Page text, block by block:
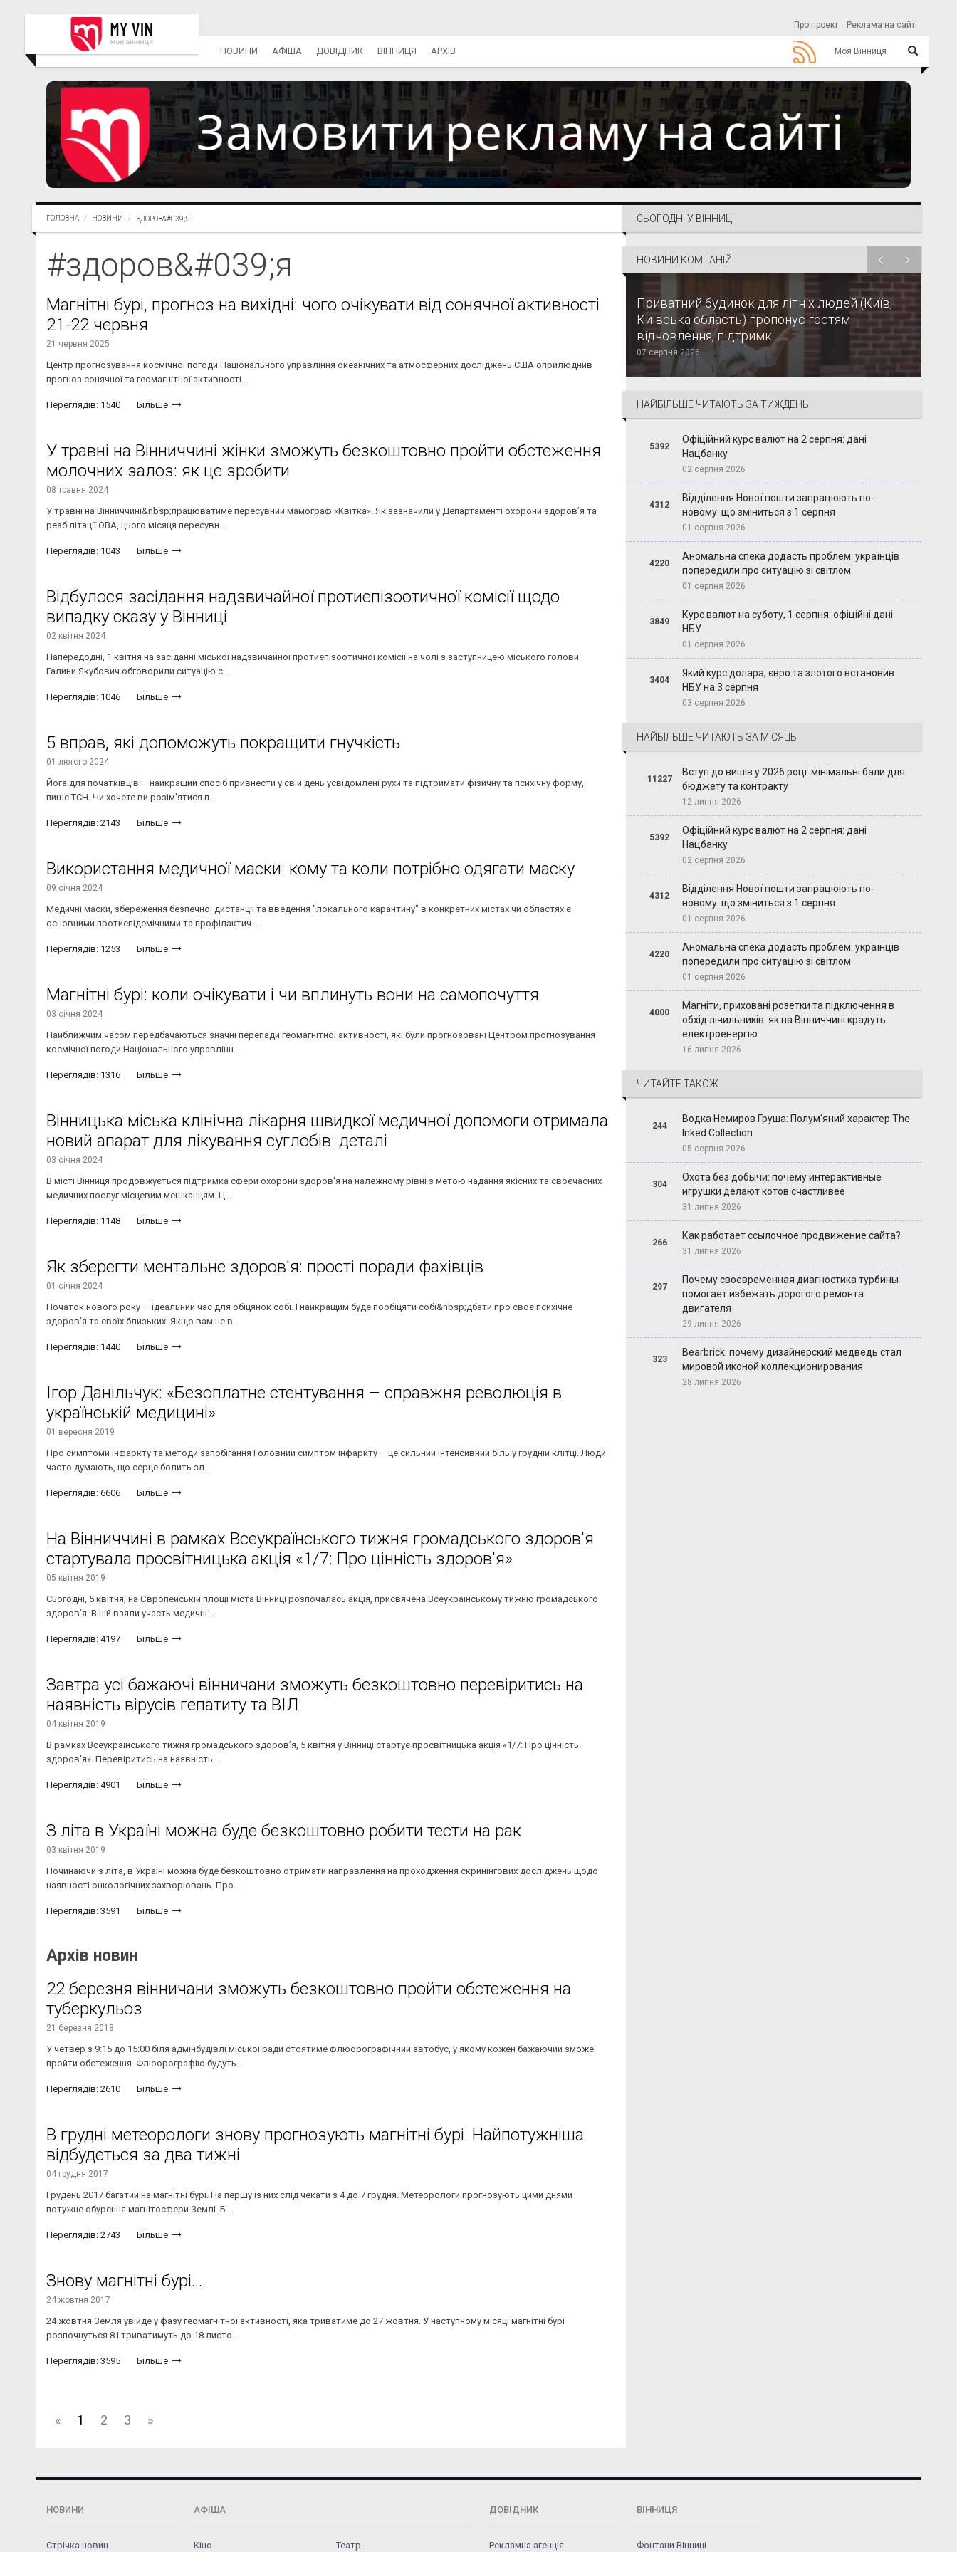
Про проект Реклама на сайті
Моя Вінниця
НОВИНИ АФІША ДОВІДНИК ВІННИЦЯ АРХІВ
ГОЛОВНА НОВИНИ ЗДОРОВ&#039;Я
#здоров&#039;я
Магнітні бурі, прогноз на вихідні: чого очікувати від сонячної активності
21-22 червня
21 червня 2025
Центр прогнозування космічної погоди Національного управління океанічних та атмосферних досліджень США оприлюднив
прогноз сонячної та геомагнітної активності...
Переглядів: 1540 Більше
У травні на Вінниччині жінки зможуть безкоштовно пройти обстеження
молочних залоз: як це зробити
08 травня 2024
У травні на Вінниччині&nbsp;працюватиме пересувний мамограф «Квітка». Як зазначили у Департаменті охорони здоров’я та
реабілітації ОВА, цього місяця пересувн...
Переглядів: 1043 Більше
Відбулося засідання надзвичайної протиепізоотичної комісії щодо
випадку сказу у Вінниці
02 квітня 2024
Напередодні, 1 квітня на засіданні міської надзвичайної протиепізоотичної комісії на чолі з заступницею міського голови
Галини Якубович обговорили ситуацію с...
Переглядів: 1046 Більше
5 вправ, які допоможуть покращити гнучкість
01 лютого 2024
Йога для початківців – найкращий спосіб привнести у свій день усвідомлені рухи та підтримати фізичну та психічну форму,
пише ТСН. Чи хочете ви розім'ятися п...
Переглядів: 2143 Більше
Використання медичної маски: кому та коли потрібно одягати маску
09 січня 2024
Медичні маски, збереження безпечної дистанції та введення "локального карантину" в конкретних містах чи областях є
основними протиепідемічними та профілактич...
Переглядів: 1253 Більше
Магнітні бурі: коли очікувати і чи вплинуть вони на самопочуття
03 січня 2024
Найближчим часом передбачаються значні перепади геомагнітної активності, які були прогнозовані Центром прогнозування
космічної погоди Національного управлінн...
Переглядів: 1316 Більше
Вінницька міська клінічна лікарня швидкої медичної допомоги отримала
новий апарат для лікування суглобів: деталі
03 січня 2024
В місті Вінниця продовжується підтримка сфери охорони здоров'я на належному рівні з метою надання якісних та своєчасних
медичних послуг місцевим мешканцям. Ц...
Переглядів: 1148 Більше
Як зберегти ментальне здоров'я: прості поради фахівців
01 січня 2024
Початок нового року — ідеальний час для обіцянок собі. І найкращим буде пообіцяти собі&nbsp;дбати про своє психічне
здоров'я та своїх близьких. Якщо вам не в...
Переглядів: 1440 Більше
Ігор Данільчук: «Безоплатне стентування – справжня революція в
українській медицині»
01 вересня 2019
Про симптоми інфаркту та методи запобігання Головний симптом інфаркту – це сильний інтенсивний біль у грудній клітці. Люди
часто думають, що серце болить зл...
Переглядів: 6606 Більше
На Вінниччині в рамках Всеукраїнського тижня громадського здоров'я
стартувала просвітницька акція «1/7: Про цінність здоров'я»
05 квітня 2019
Сьогодні, 5 квітня, на Європейській площі міста Вінниці розпочалась акція, присвячена Всеукраїнському тижню громадського
здоров’я. В ній взяли участь медичні...
Переглядів: 4197 Більше
Завтра усі бажаючі вінничани зможуть безкоштовно перевіритись на
наявність вірусів гепатиту та ВІЛ
04 квітня 2019
В рамках Всеукраїнського тижня громадського здоров’я, 5 квітня у Вінниці стартує просвітницька акція «1/7: Про цінність
здоров’я». Перевіритись на наявність...
Переглядів: 4901 Більше
З літа в Україні можна буде безкоштовно робити тести на рак
03 квітня 2019
Починаючи з літа, в Україні можна буде безкоштовно отримати направлення на проходження скринінгових досліджень щодо
наявності онкологічних захворювань. Про...
Переглядів: 3591 Більше
Архів новин
22 березня вінничани зможуть безкоштовно пройти обстеження на
туберкульоз
21 березня 2018
У четвер з 9:15 до 15:00 біля адмінбудівлі міської ради стоятиме флюорографічний автобус, у якому кожен бажаючий зможе
пройти обстеження. Флюорографію будуть...
Переглядів: 2610 Більше
В грудні метеорологи знову прогнозують магнітні бурі. Найпотужніша
відбудеться за два тижні
04 грудня 2017
Грудень 2017 багатий на магнітні бурі. На першу із них слід чекати з 4 до 7 грудня. Метеорологи прогнозують цими днями
потужне обурення магнітосфери Землі. Б...
Переглядів: 2743 Більше
Знову магнітні бурі...
24 жовтня 2017
24 жовтня Земля увійде у фазу геомагнітної активності, яка триватиме до 27 жовтня. У наступному місяці магнітні бурі
розпочнуться 8 і триватимуть до 18 листо...
Переглядів: 3595 Більше
« 1 2 3 »
СЬОГОДНІ У ВІННИЦІ
НОВИНИ КОМПАНІЙ
Приватний будинок для літніх людей (Київ,
Київська область) пропонує гостям
відновлення, підтримк...
07 серпня 2026
НАЙБІЛЬШЕ ЧИТАЮТЬ ЗА ТИЖДЕНЬ
5392
Офіційний курс валют на 2 серпня: дані
Нацбанку
02 серпня 2026
4312
Відділення Нової пошти запрацюють по-
новому: що зміниться з 1 серпня
01 серпня 2026
4220
Аномальна спека додасть проблем: українців
попередили про ситуацію зі світлом
01 серпня 2026
3849
Курс валют на суботу, 1 серпня: офіційні дані
НБУ
01 серпня 2026
3404
Який курс долара, євро та злотого встановив
НБУ на 3 серпня
03 серпня 2026
НАЙБІЛЬШЕ ЧИТАЮТЬ ЗА МІСЯЦЬ
11227
Вступ до вишів у 2026 році: мінімальні бали для
бюджету та контракту
12 липня 2026
5392
Офіційний курс валют на 2 серпня: дані
Нацбанку
02 серпня 2026
4312
Відділення Нової пошти запрацюють по-
новому: що зміниться з 1 серпня
01 серпня 2026
4220
Аномальна спека додасть проблем: українців
попередили про ситуацію зі світлом
01 серпня 2026
4000
Магніти, приховані розетки та підключення в
обхід лічильників: як на Вінниччині крадуть
електроенергію
16 липня 2026
ЧИТАЙТЕ ТАКОЖ
244
Водка Немиров Груша: Полум'яний характер The
Inked Collection
05 серпня 2026
304
Охота без добычи: почему интерактивные
игрушки делают котов счастливее
31 липня 2026
266
Как работает ссылочное продвижение сайта?
31 липня 2026
297
Почему своевременная диагностика турбины
помогает избежать дорогого ремонта
двигателя
29 липня 2026
323
Bearbrick: почему дизайнерский медведь стал
мировой иконой коллекционирования
28 липня 2026
НОВИНИ
Стрічка новин
АФІША
Кіно Театр
ДОВІДНИК
Рекламна агенція
ВІННИЦЯ
Фонтани Вінниці